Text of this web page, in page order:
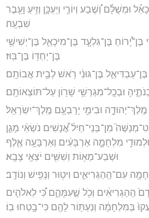
וּמְשֻׁלָּ֡ם וְ֠שֶׁבַע וְיוֹרַ֧י וְיַעְכָּ֛ן וְזִ֥יעַ וָעֵ֖בֶר
שִׁבְעָֽה׃
בֶּן־גִּלְעָ֧ד בֶּן־מִיכָאֵ֛ל בֶּן־יְשִׁישַׁ֥י
בֶּן־יַחְדּ֖וֹ בֶּן־בּֽוּז׃
בֶּן־גּוּנִ֔י רֹ֖אשׁ לְבֵ֥ית אֲבוֹתָֽם׃
וּבְכָֽל־מִגְרְשֵׁ֥י שָׁר֖וֹן עַל־תּוֹצְאוֹתָֽם׃
וּבִימֵ֖י יָרָבְעָ֥ם מֶֽלֶךְ־יִשְׂרָאֵֽל׃
מִן־בְּנֵי־חַיִל֒ אֲ֠נָשִׁים נֹשְׂאֵ֨י מָגֵ֤ן
מִלְחָמָ֑ה אַרְבָּעִ֨ים וְאַרְבָּעָ֥ה אֶ֛לֶף
וּשְׁבַע־מֵא֥וֹת וְשִׁשִּׁ֖ים יֹצְאֵ֥י צָבָֽא׃
עִם־הַֽהַגְרִיאִ֑ים וִיט֥וּר וְנָפִ֖ישׁ וְנוֹדָֽב׃
הַֽהַגְרִיאִ֔ים וְכֹ֖ל שֶׁ֣עִמָּהֶ֑ם כִּ֠י לֵאלֹהִ֤ים
בַּמִּלְחָמָ֔ה וְנַעְתּ֥וֹר לָהֶ֖ם כִּי־בָ֥טְחוּ בֽוֹ׃